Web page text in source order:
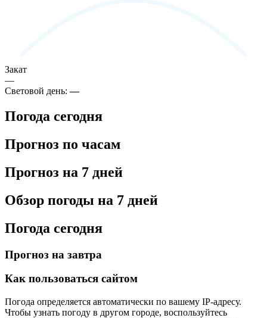
Закат
—
Световой день:—
Погода сегодня
Прогноз по часам
Прогноз на 7 дней
Обзор погоды на 7 дней
Погода сегодня
Прогноз на завтра
Как пользоваться сайтом
Погода определяется автоматически по вашему IP-адресу.
Чтобы узнать погоду в другом городе, воспользуйтесь